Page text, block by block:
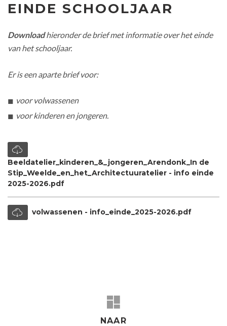
EINDE SCHOOLJAAR
Downloadhieronder de brief met informatie over het einde
van het schooljaar.
Er is een aparte brief voor:
voor volwassenen
voor kinderen en jongeren.
Beeldatelier_kinderen_&_jongeren_Arendonk_In de
Stip_Weelde_en_het_Architectuuratelier - info einde
2025-2026.pdf
volwassenen - info_einde_2025-2026.pdf
NAAR